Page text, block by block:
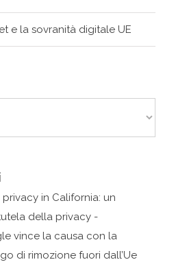
vince la causa con la
di rimozione fuori dall’Ue
at Inhousecommunity